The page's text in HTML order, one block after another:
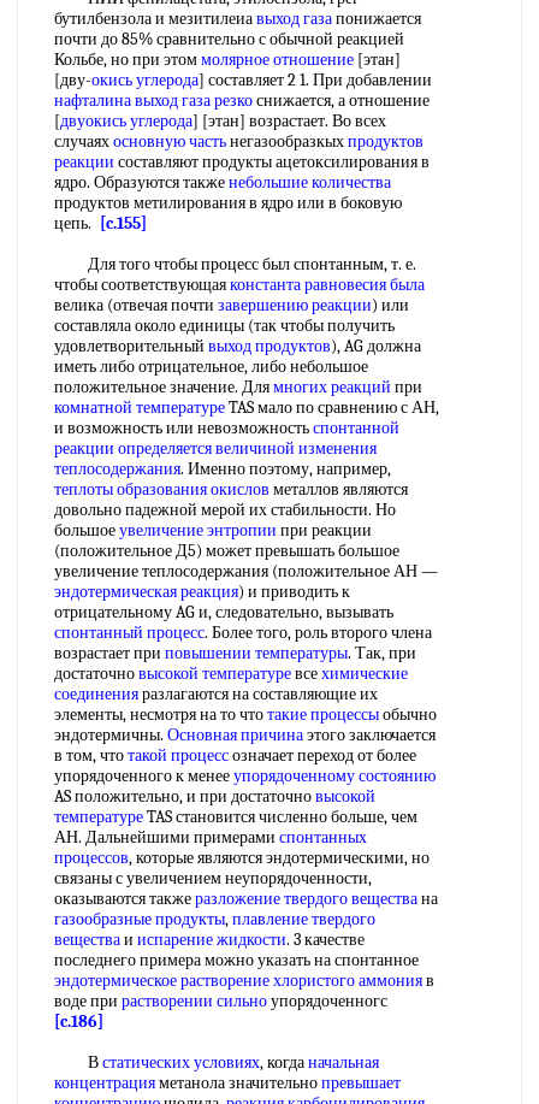
бутилбензола и мезитилеиавыход газапонижается
почти до 85% сравнительно с обычной реакцией
Кольбе, но при этоммолярное отношение [этан]
[дву-окись углерода] составляет 2 1. При добавлении
нафталина выходгаза резкоснижается, а отношение
[двуокись углерода] [этан] возрастает. Во всех
случаяхосновную частьнегазообразкыхпродуктов
реакции составляют продукты ацетоксилирования в
ядро. Образуются такженебольшие количества
продуктов метилирования в ядро или в боковую
цепь.
[c.155]
Для того чтобы процесс был спонтанным, т. е.
чтобы соответствующаяконстанта равновесиябыла
велика (отвечая почти завершению реакции) или
составляла около единицы (так чтобы получить
удовлетворительный выход продуктов), AG должна
иметь либо отрицательное, либо небольшое
положительное значение. Длямногих реакций при
комнатной температуреTAS мало по сравнению с АН,
и возможность или невозможностьспонтанной
реакции определяется величиной изменения
теплосодержания. Именно поэтому, например,
теплоты образования окислов металлов являются
довольно падежной мерой их стабильности. Но
большоеувеличение энтропии при реакции
(положительное Д5) может превышать большое
увеличение теплосодержания (положительное АН —
эндотермическая реакция) и приводить к
отрицательному AG и, следовательно, вызывать
спонтанный процесс. Более того, роль второго члена
возрастает при повышении температуры. Так, при
достаточновысокой температуревсехимические
соединенияразлагаются на составляющие их
элементы, несмотря на то чтотакие процессыобычно
эндотермичны. Основная причинаэтого заключается
в том, чтотакой процессозначает переход от более
упорядоченного к менееупорядоченному состоянию
AS положительно, и при достаточновысокой
температуреTAS становится численно больше, чем
АН. Дальнейшими примерами спонтанных
процессов, которые являются эндотермическими, но
связаны с увеличением неупорядоченности,
оказываются такжеразложение твердого веществана
газообразные продукты,плавление твердого
веществаи испарение жидкости. 3 качестве
последнего примера можно указать на спонтанное
эндотермическое растворениехлористого аммонияв
воде при растворении сильноупорядоченногс
[c.186]
Встатических условиях, когданачальная
концентрацияметанола значительнопревышает